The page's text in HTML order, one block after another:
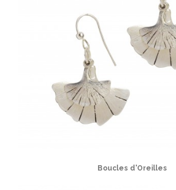
Boucles d'Oreilles